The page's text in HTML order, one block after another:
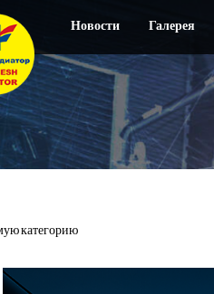
Новости Галерея
категорию